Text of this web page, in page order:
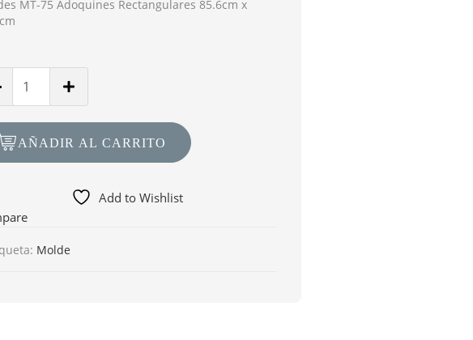
MT-75 Adoquines Rectangulares 85.6cm x
AÑADIR AL CARRITO
Add to Wishlist
Molde